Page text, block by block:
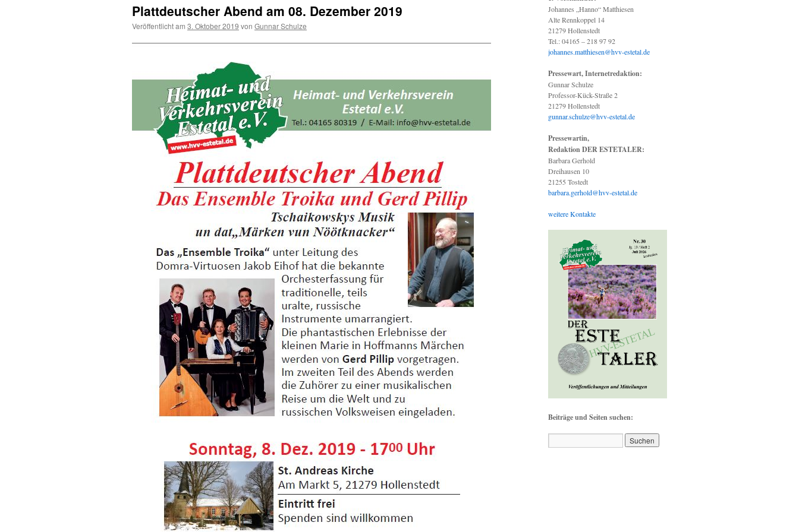
Plattdeutscher Abend am 08. Dezember 2019
Veröffentlicht am 3. Oktober 2019 von Gunnar Schulze
Johannes „Hanno“ Matthiesen
Alte Rennkoppel 14
21279 Hollenstedt
Tel.: 04165 – 218 97 92
johannes.matthiesen@hvv-estetal.de
Pressewart, Internetredaktion:
Gunnar Schulze
Professor-Kück-Straße 2
21279 Hollenstedt
gunnar.schulze@hvv-estetal.de
Pressewartin,
Redaktion DER ESTETALER:
Barbara Gerhold
Dreihausen 10
21255 Tostedt
barbara.gerhold@hvv-estetal.de
weitere Kontakte
Beiträge und Seiten suchen: